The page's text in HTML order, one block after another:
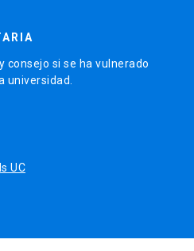
consejo si se ha vulnerado
universidad.
UC